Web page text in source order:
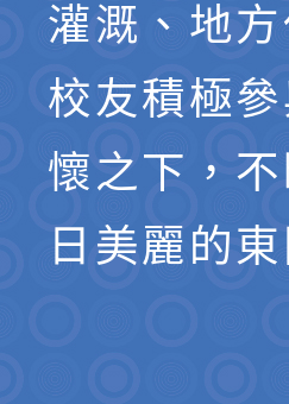
灌溉、地
校友積極
懷之下，
日美麗的東